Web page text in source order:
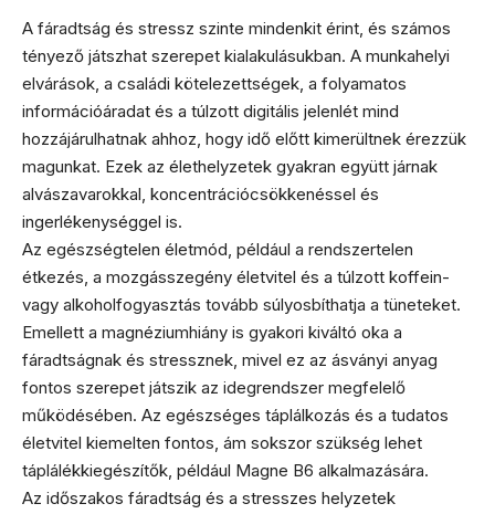
A fáradtság és stressz szinte mindenkit érint, és számos
tényező játszhat szerepet kialakulásukban. A munkahelyi
elvárások, a családi kötelezettségek, a folyamatos
információáradat és a túlzott digitális jelenlét mind
hozzájárulhatnak ahhoz, hogy idő előtt kimerültnek érezzük
magunkat. Ezek az élethelyzetek gyakran együtt járnak
alvászavarokkal, koncentrációcsökkenéssel és
ingerlékenységgel is.
Az egészségtelen életmód, például a rendszertelen
étkezés, a mozgásszegény életvitel és a túlzott koffein-
vagy alkoholfogyasztás tovább súlyosbíthatja a tüneteket.
Emellett a magnéziumhiány is gyakori kiváltó oka a
fáradtságnak és stressznek, mivel ez az ásványi anyag
fontos szerepet játszik az idegrendszer megfelelő
működésében. Az egészséges táplálkozás és a tudatos
életvitel kiemelten fontos, ám sokszor szükség lehet
táplálékkiegészítők, például Magne B6 alkalmazására.
Az időszakos fáradtság és a stresszes helyzetek